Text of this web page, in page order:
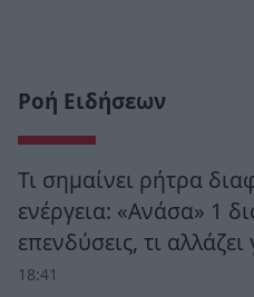
Ροή Ειδήσεων
Τι σημαίνει ρήτρα
ενέργεια: «Ανάσα» 1
επενδύσεις, τι
18:41